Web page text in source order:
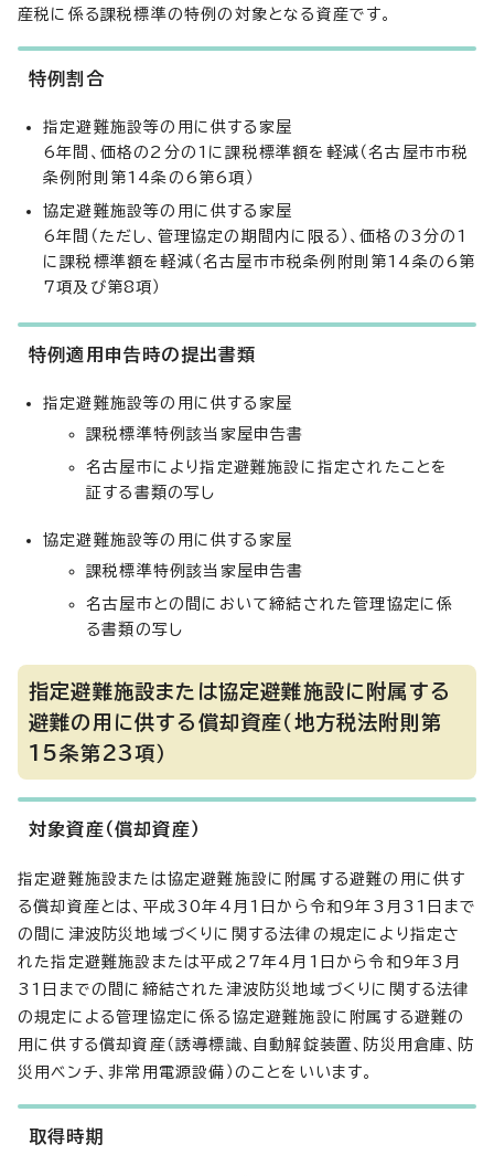
産税に係る課税標準の特例の対象となる資産です。
特例割合
指定避難施設等の用に供する家屋
6年間、価格の2分の1に課税標準額を軽減（名古屋市市税
条例附則第14条の6第6項）
協定避難施設等の用に供する家屋
6年間（ただし、管理協定の期間内に限る）、価格の3分の1
に課税標準額を軽減（名古屋市市税条例附則第14条の6第
7項及び第8項）
特例適用申告時の提出書類
指定避難施設等の用に供する家屋
課税標準特例該当家屋申告書
名古屋市により指定避難施設に指定されたことを
証する書類の写し
協定避難施設等の用に供する家屋
課税標準特例該当家屋申告書
名古屋市との間において締結された管理協定に係
る書類の写し
指定避難施設または協定避難施設に附属する
避難の用に供する償却資産（地方税法附則第
15条第23項）
対象資産（償却資産）
指定避難施設または協定避難施設に附属する避難の用に供す
る償却資産とは、平成30年4月1日から令和9年3月31日まで
の間に津波防災地域づくりに関する法律の規定により指定さ
れた指定避難施設または平成27年4月1日から令和9年3月
31日までの間に締結された津波防災地域づくりに関する法律
の規定による管理協定に係る協定避難施設に附属する避難の
用に供する償却資産（誘導標識、自動解錠装置、防災用倉庫、防
災用ベンチ、非常用電源設備）のことをいいます。
取得時期